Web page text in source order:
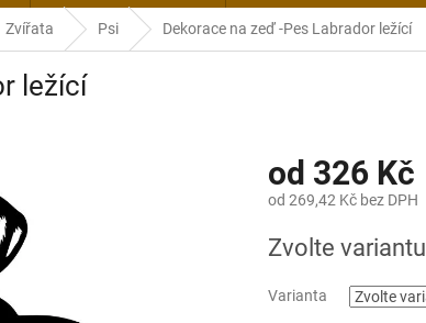
Zvířata Psi Dekorace na zeď -Pes Labrador ležící
ležící
od 326 Kč
od 269,42 Kč bez DPH
cena:
Zvolte variantu
Varianta